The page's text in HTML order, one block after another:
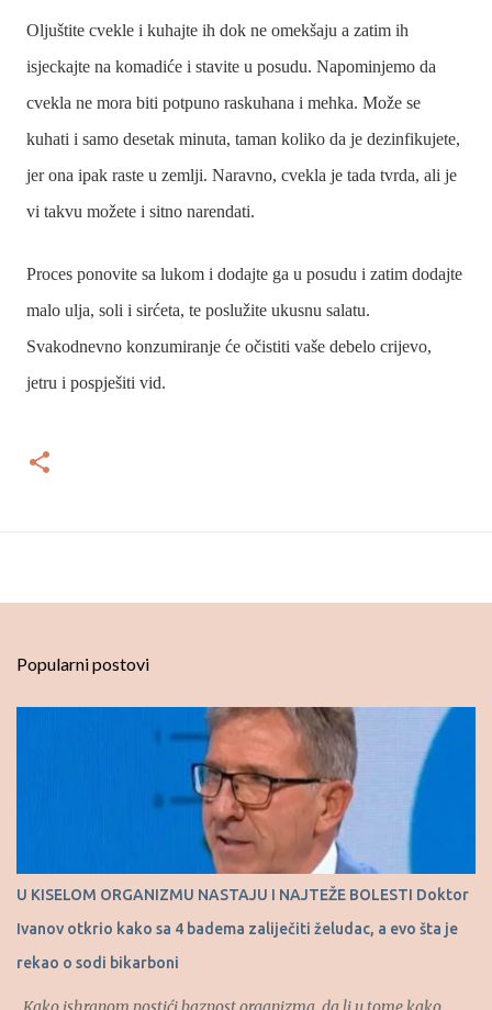
Oljuštite cvekle i kuhajte ih dok ne omekšaju a zatim ih
isjeckajte na komadiće i stavite u posudu. Napominjemo da
cvekla ne mora biti potpuno raskuhana i mehka. Može se
kuhati i samo desetak minuta, taman koliko da je dezinfikujete,
jer ona ipak raste u zemlji. Naravno, cvekla je tada tvrda, ali je
vi takvu možete i sitno narendati.
Proces ponovite sa lukom i dodajte ga u posudu i zatim dodajte
malo ulja, soli i sirćeta, te poslužite ukusnu salatu.
Svakodnevno konzumiranje će očistiti vaše debelo crijevo,
jetru i pospješiti vid.
Popularni postovi
U KISELOM ORGANIZMU NASTAJU I NAJTEŽE BOLESTI Doktor
Ivanov otkrio kako sa 4 badema zaliječiti želudac, a evo šta je
rekao o sodi bikarboni